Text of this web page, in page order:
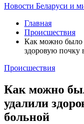
Новости Беларуси и
Главная
Происшествия
Как можно было
здоровую почку
Происшествия
Как можно
удалили
больной